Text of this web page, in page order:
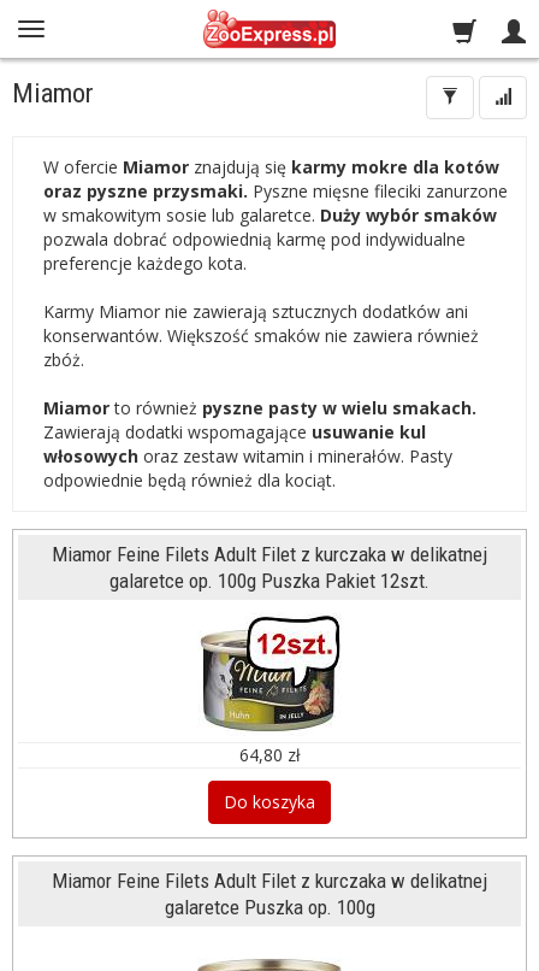
Miamor
W ofercie Miamor znajdują się karmy mokre dla kotów
oraz pyszne przysmaki. Pyszne mięsne fileciki zanurzone
w smakowitym sosie lub galaretce. Duży wybór smaków
pozwala dobrać odpowiednią karmę pod indywidualne
preferencje każdego kota.
Karmy Miamor nie zawierają sztucznych dodatków ani
konserwantów. Większość smaków nie zawiera również
zbóż.
Miamorto również pyszne pasty w wielu smakach.
Zawierają dodatki wspomagające usuwanie kul
włosowych oraz zestaw witamin i minerałów. Pasty
odpowiednie będą również dla kociąt.
Miamor Feine Filets Adult Filet z kurczaka w delikatnej
galaretce op. 100g Puszka Pakiet 12szt.
64,80 zł
Do koszyka
Miamor Feine Filets Adult Filet z kurczaka w delikatnej
galaretce Puszka op. 100g